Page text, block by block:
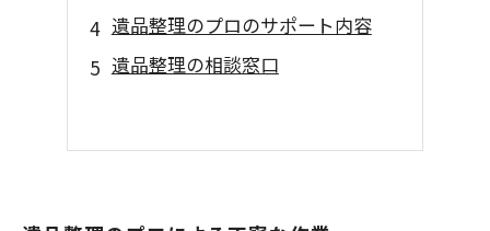
遺品整理のプロのサポート内容
遺品整理の相談窓口